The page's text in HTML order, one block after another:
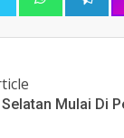
Mulai Di